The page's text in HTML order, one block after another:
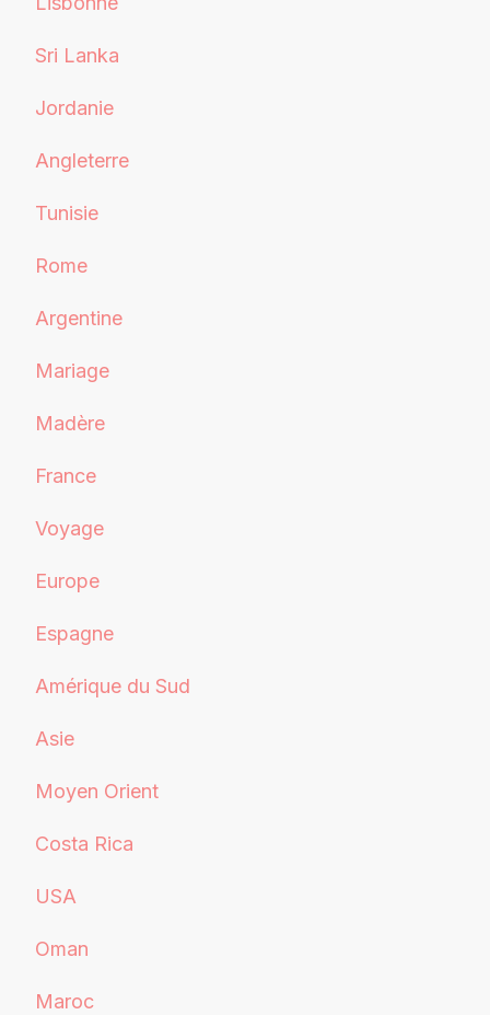
Sri Lanka
Jordanie
Angleterre
Tunisie
Rome
Argentine
Mariage
Madère
France
Voyage
Europe
Espagne
Amérique du Sud
Asie
Moyen Orient
Costa Rica
USA
Oman
Maroc